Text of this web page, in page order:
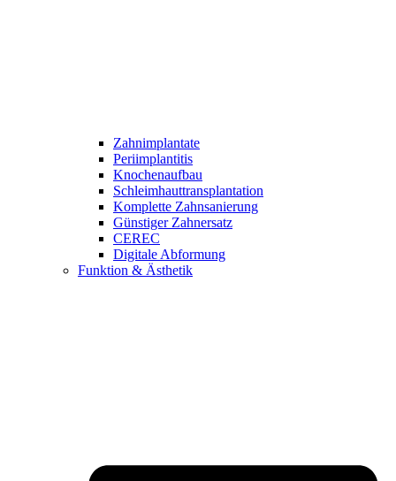
Zahnimplantate
Periimplantitis
Knochenaufbau
Schleimhauttransplantation
Komplette Zahnsanierung
Günstiger Zahnersatz
CEREC
Digitale Abformung
Funktion & Ästhetik